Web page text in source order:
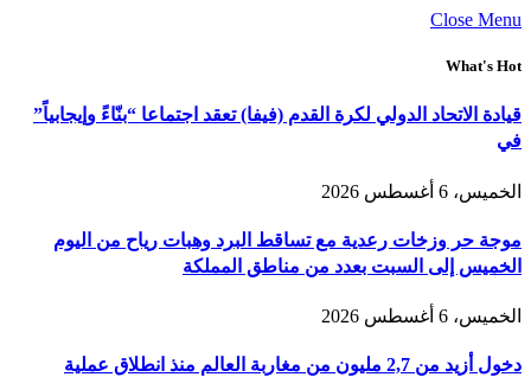
Close Menu
What's Hot
قيادة الاتحاد الدولي لكرة القدم (فيفا) تعقد اجتماعا “بنّاءً وإيجابياً”
في
الخميس، 6 أغسطس 2026
موجة حر وزخات رعدية مع تساقط البرد وهبات رياح من اليوم
الخميس إلى السبت بعدد من مناطق المملكة
الخميس، 6 أغسطس 2026
دخول أزيد من 2,7 مليون من مغاربة العالم منذ انطلاق عملية